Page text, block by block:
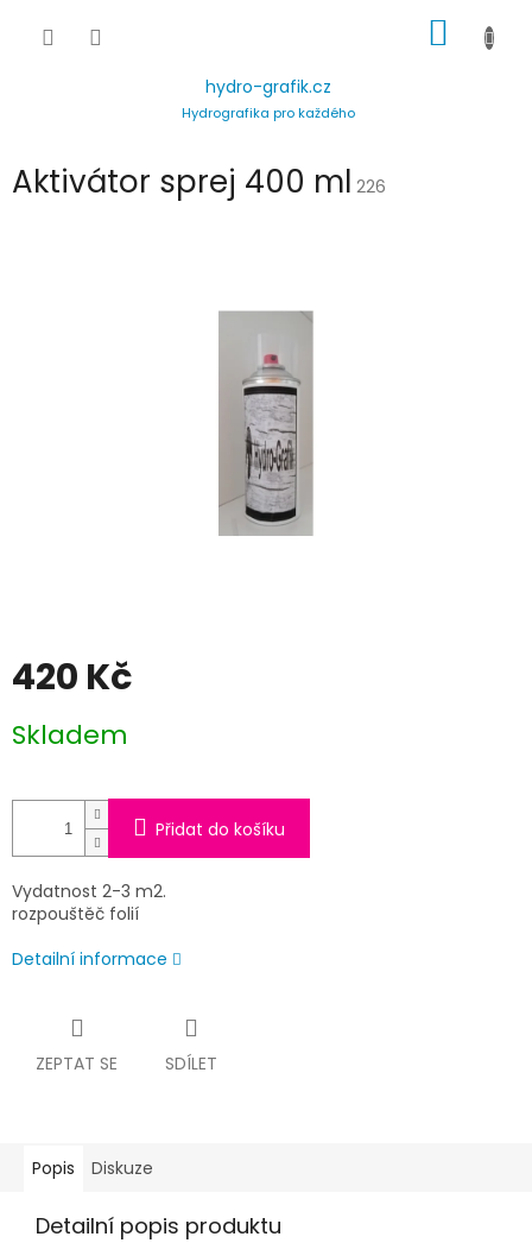
hydro-grafik.cz
Hydrografika pro každého
KOŠÍK
Aktivátor sprej 400 ml 226
420 Kč
cena:
Skladem
Přidat do košíku
Vydatnost 2-3 m2.
rozpouštěč folií
Detailní informace
ZEPTAT SE SDÍLET
Popis Diskuze
Detailní popis produktu